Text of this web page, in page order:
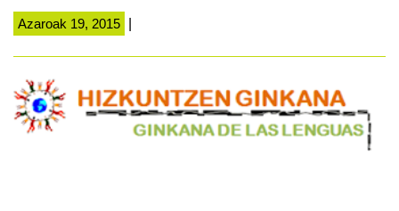
Azaroak 19, 2015